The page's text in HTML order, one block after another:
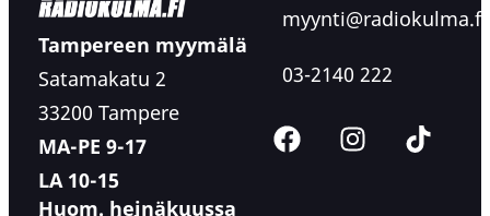
Tampereen myymälä
Satamakatu 2
33200 Tampere
MA-PE 9-17
LA 10-15
Huom. heinäkuussa
myynti@radiokulma.fi
03-2140 222